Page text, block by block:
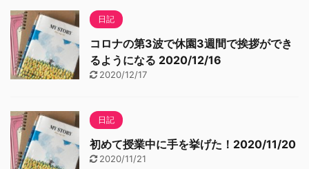
日記
コロナの第3波で休園3週間で挨拶ができ
るようになる 2020/12/16
2020/12/17
日記
初めて授業中に手を挙げた！2020/11/20
2020/11/21